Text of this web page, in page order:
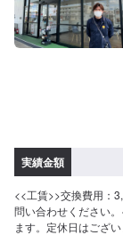
実績金額
<<工賃>>交換費用：
問い合わせください
ます。定休日はござ